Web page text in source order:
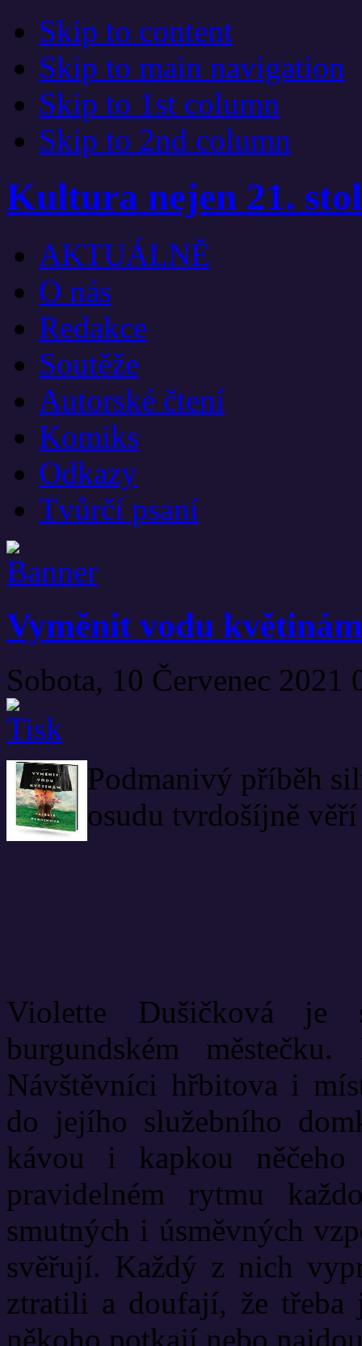
Skip to content
Skip to main navigation
Skip to 1st column
Skip to 2nd column
Kultura nejen 21.
AKTUÁLNĚ
O nás
Redakce
Soutěže
Autorské čtení
Komiks
Odkazy
Tvůrčí psaní
Vyměnit vodu
Sobota, 10 Červenec 2021
Podmanivý příběh
osudu tvrdošíjně
Violette Dušičková je
burgundském
Návštěvníci hřbitova i
do jejího služebního
kávou i kapkou
pravidelném rytmu
smutných i úsměvných
svěřují. Každý z nich
ztratili a doufají, že třeba
někoho potkají nebo